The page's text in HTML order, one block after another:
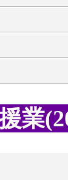
業